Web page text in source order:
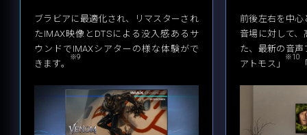
ブラビアに最適化され、リマスターされ
たIMAX映像とDTSによる没入感あるサ
ウンドでIMAXシアターの様な体験がで
きます。
※9
前後左右を中
音場に対して
た、最新の音
アトモス」
※10